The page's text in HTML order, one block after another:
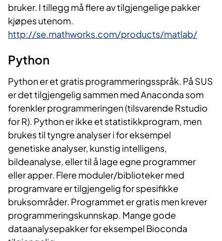
bruker. I tillegg må flere av tilgjengelige pakker
kjøpes utenom.
http://se.mathworks.com/products/matlab/
Pyth​on
Python er et gratis programmeringsspråk. På SUS
er det tilgjengelig sammen med Anaconda som
forenkler programmeringen (tilsvarende Rstudio
for R). Python er ikke et statistikkprogram, men
brukes til tyngre analyser i for eksempel
genetiske analyser, kunstig intelligens,
bildeanalyse, eller til å lage egne programmer
eller apper. Flere moduler/biblioteker med
programvare er tilgjengelig for spesifikke
bruksområder. Programmet er gratis men krever
programmeringskunnskap. Mange gode
dataanalysepakker for eksempel Bioconda